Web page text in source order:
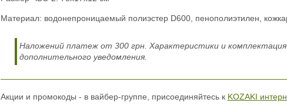
Материал: водонепроницаемый полиэстер D600, пенополиэтилен,
Наложений платеж от 300 грн. Характеристики и
дополнительного уведомления.
Акции и промокоды - в вайбер-группе, присоединяйтесь к KOZAKI